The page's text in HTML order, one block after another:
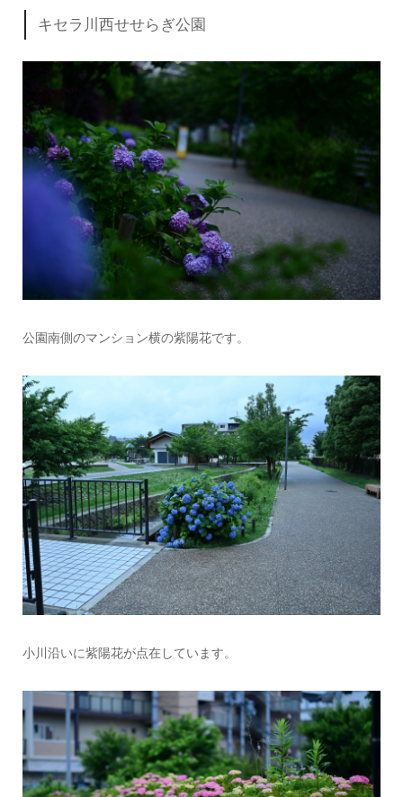
キセラ川西せせらぎ公園
公園南側のマンション横の紫陽花です。
小川沿いに紫陽花が点在しています。